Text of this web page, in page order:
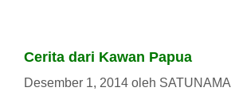
Cerita dari Kawan Papua
Desember 1, 2014 oleh SATUNAMA